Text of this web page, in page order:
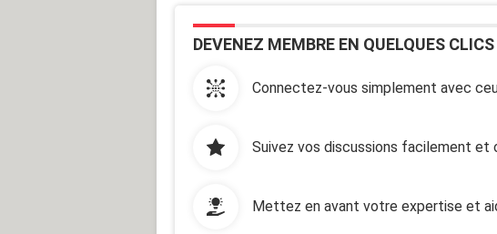
DEVENEZ MEMBRE EN QUELQUES CLICS
Connectez-vous simplement avec
Suivez vos discussions facilement et
Mettez en avant votre expertise et